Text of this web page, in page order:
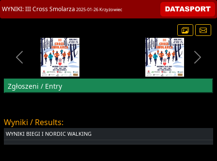
title>III Cross Smolarza
WYNIKI: III Cross Smolarza 2025-01-26 Krzyżowiec
Zgłoszeni / Entry
Wyniki / Results:
WYNIKI BIEGI I NORDIC WALKING